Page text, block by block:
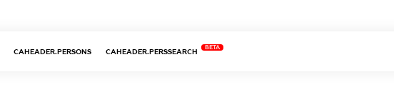
CAHEADER.PERSONS CAHEADER.PERSSEARCH
BETA